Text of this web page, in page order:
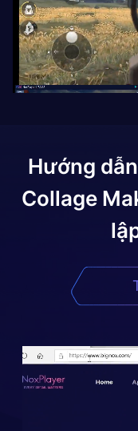
Hướng
Collage